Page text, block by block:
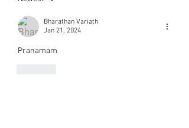
Bharathan Variath
Jan 21, 2024
Pranamam